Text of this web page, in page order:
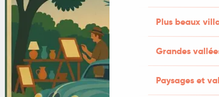
Plus beaux
Grandes
Paysages et